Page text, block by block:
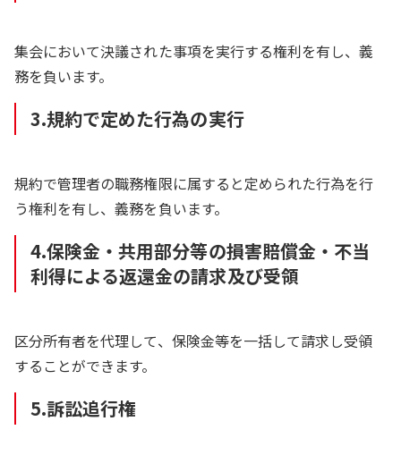
集会において決議された事項を実行する権利を有し、義
務を負います。
3.規約で定めた行為の実行
規約で管理者の職務権限に属すると定められた行為を行
う権利を有し、義務を負います。
4.保険金・共用部分等の損害賠償金・不当
利得による返還金の請求及び受領
区分所有者を代理して、保険金等を一括して請求し受領
することができます。
5.訴訟追行権